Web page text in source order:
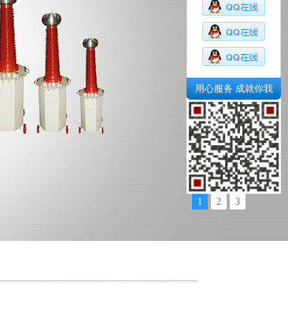
1 2 3
用心服务 成就你我